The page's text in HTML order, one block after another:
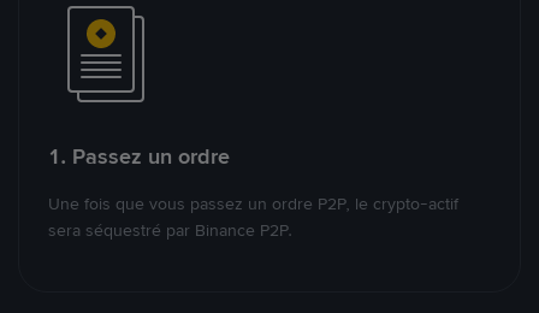
1. Passez un ordre
Une fois que vous passez un ordre P2P, le crypto-actif
sera séquestré par Binance P2P.